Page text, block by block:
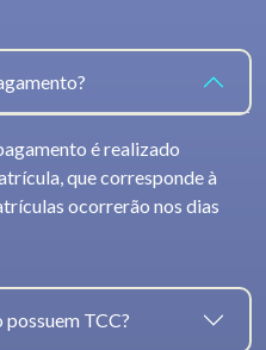
é realizado
que corresponde à
ocorrerão nos dias
TCC?